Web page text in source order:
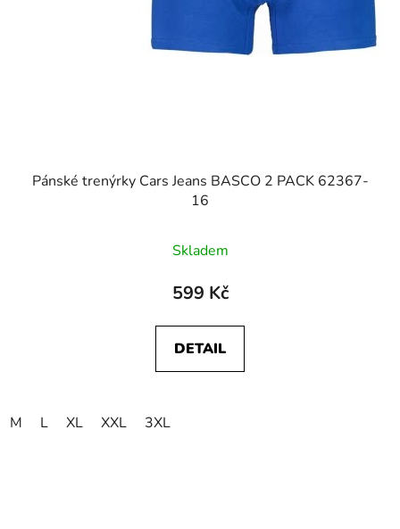
Pánské trenýrky Cars Jeans BASCO 2 PACK 62367-
16
Skladem
599 Kč
DETAIL
M L XL XXL 3XL